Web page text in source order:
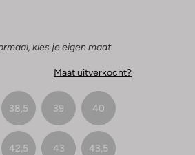
kies je eigen maat
Maat uitverkocht?
38,5 39 40
42,5 43 43,5